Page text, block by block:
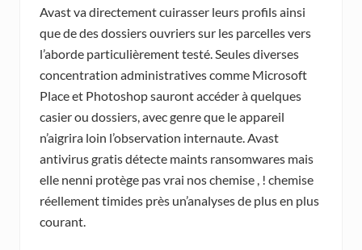
Avast va directement cuirasser leurs profils ainsi
que de des dossiers ouvriers sur les parcelles vers
l’aborde particulièrement testé. Seules diverses
concentration administratives comme Microsoft
Place et Photoshop sauront accéder à quelques
casier ou dossiers, avec genre que le appareil
n’aigrira loin l’observation internaute. Avast
antivirus gratis détecte maints ransomwares mais
elle nenni protège pas vrai nos chemise , ! chemise
réellement timides près un’analyses de plus en plus
courant.